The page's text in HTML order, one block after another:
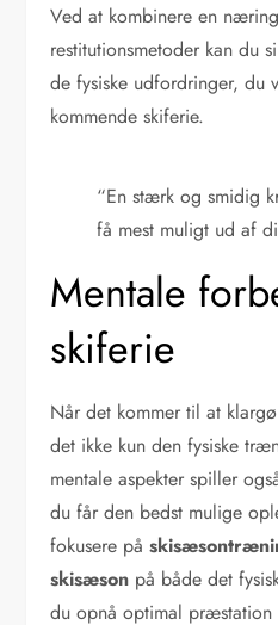
Ved at kombinere en
restitutionsmetoder kan du
de fysiske udfordringer, du
kommende skiferie.
“En stærk og smidig
få mest muligt ud af
Mentale
skiferie
Når det kommer til at
det ikke kun den fysiske
mentale aspekter spiller
du får den bedst mulige
fokusere på
skisæson på både det
du opnå optimal præstation